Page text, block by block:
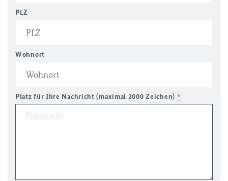
PLZ
Wohnort
Platz für Ihre Nachricht (maximal 2000 Zeichen) *